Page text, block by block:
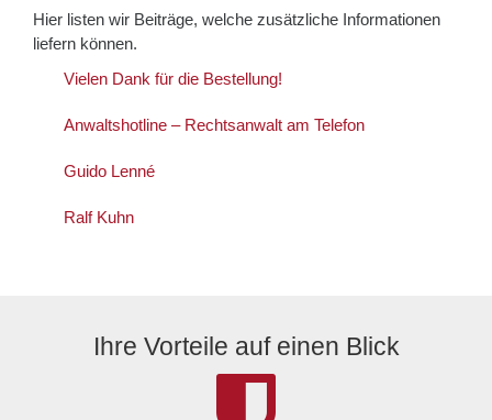
Hier listen wir Beiträge, welche zusätzliche Informationen
liefern können.
Vielen Dank für die Bestellung!
Anwaltshotline – Rechtsanwalt am Telefon
Guido Lenné
Ralf Kuhn
Ihre Vorteile auf einen Blick